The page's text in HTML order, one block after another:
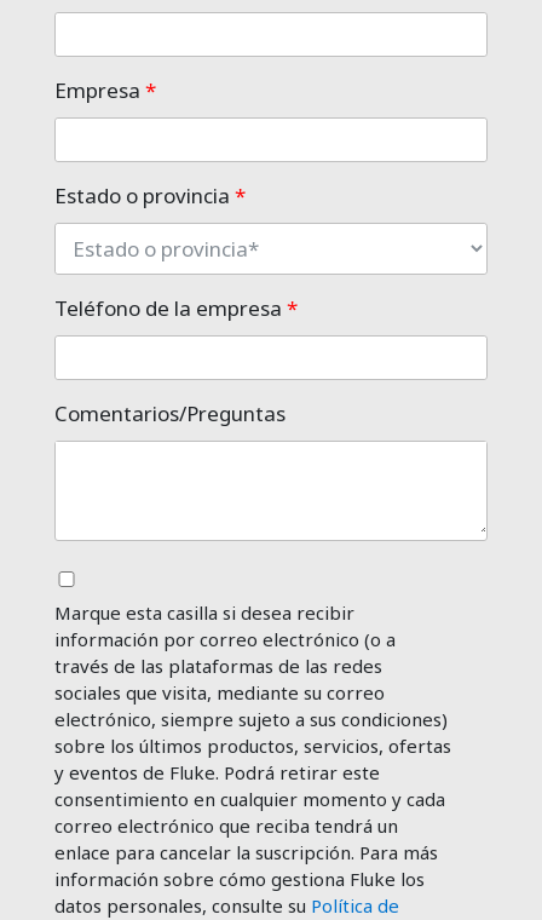
Empresa *
Estado o provincia *
Teléfono de la empresa *
Comentarios/Preguntas
Marque esta casilla si desea recibir
información por correo electrónico (o a
través de las plataformas de las redes
sociales que visita, mediante su correo
electrónico, siempre sujeto a sus condiciones)
sobre los últimos productos, servicios, ofertas
y eventos de Fluke. Podrá retirar este
consentimiento en cualquier momento y cada
correo electrónico que reciba tendrá un
enlace para cancelar la suscripción. Para más
información sobre cómo gestiona Fluke los
datos personales, consulte su Política de